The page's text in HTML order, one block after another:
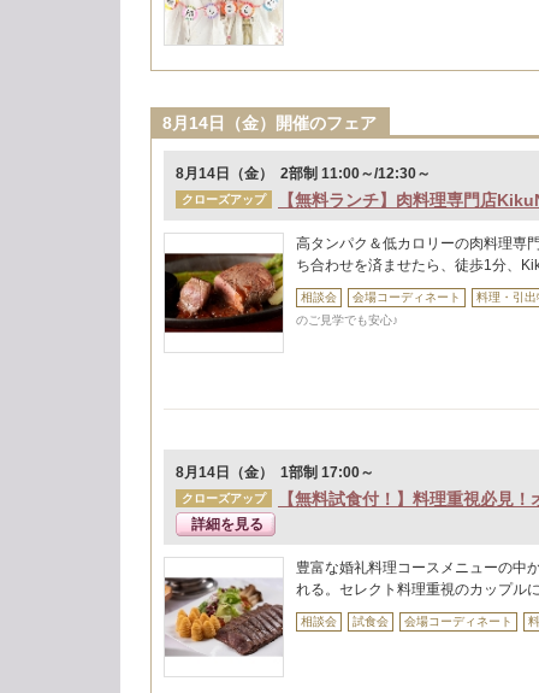
8月14日（金）開催のフェア
8月14日（金） 2部制 11:00～/12:30～
クローズアップ 【無料ランチ】肉料理専門店
高タンパク＆低カロリーの肉料理専
ち合わせを済ませたら、徒歩1分、
相談会 会場コーディネート
料理・引
のご見学でも安心♪
8月14日（金） 1部制 17:00～
クローズアップ 【無料試食付！】料理重視必見
詳細を見る
豊富な婚礼料理コースメニューの中
れる。セレクト料理重視のカップル
相談会 試食会 会場コーディネート